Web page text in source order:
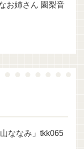
お姉さん 園梨音
ななみ」tkk065